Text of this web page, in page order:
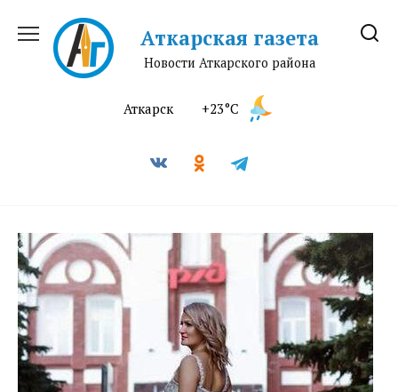
содержанию
Аткарская газета
Новости Аткарского района
Аткарск +23°C